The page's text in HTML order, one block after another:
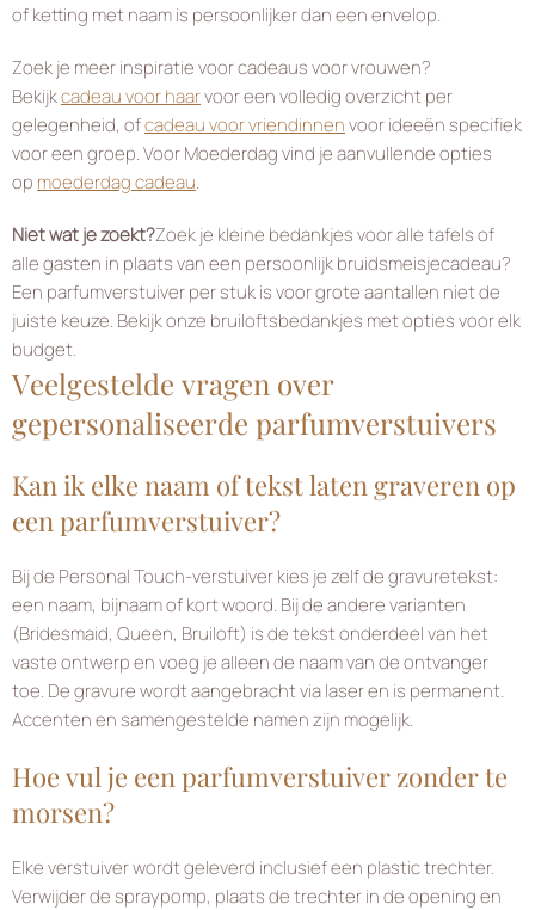
of ketting met naam is persoonlijker dan een envelop.
Zoek je meer inspiratie voor cadeaus voor vrouwen?
Bekijkcadeau voor haarvoor een volledig overzicht per
gelegenheid, ofcadeau voor vriendinnenvoor ideeën specifiek
voor een groep. Voor Moederdag vind je aanvullende opties
op moederdag cadeau.
Niet wat je zoekt?Zoek je kleine bedankjes voor alle tafels of
alle gasten in plaats van een persoonlijk bruidsmeisjecadeau?
Een parfumverstuiver per stuk is voor grote aantallen niet de
juiste keuze. Bekijk onze bruiloftsbedankjes met opties voor elk
budget.
Veelgestelde vragen over
gepersonaliseerde parfumverstuivers
Kan ik elke naam of tekst laten graveren op
een parfumverstuiver?
Bij de Personal Touch-verstuiver kies je zelf de gravuretekst:
een naam, bijnaam of kort woord. Bij de andere varianten
(Bridesmaid, Queen, Bruiloft) is de tekst onderdeel van het
vaste ontwerp en voeg je alleen de naam van de ontvanger
toe. De gravure wordt aangebracht via laser en is permanent.
Accenten en samengestelde namen zijn mogelijk.
Hoe vul je een parfumverstuiver zonder te
morsen?
Elke verstuiver wordt geleverd inclusief een plastic trechter.
Verwijder de spraypomp, plaats de trechter in de opening en